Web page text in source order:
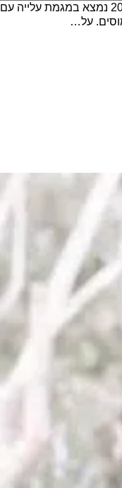
על פי נתוני הסטטיסטיקה מן השנים
על…